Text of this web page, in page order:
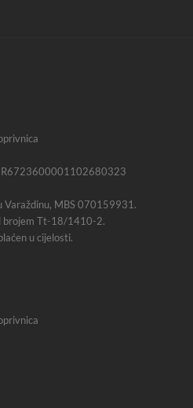
Varaždinu, MBS 070159931.
brojem Tt-18/1410-2.
u cijelosti.